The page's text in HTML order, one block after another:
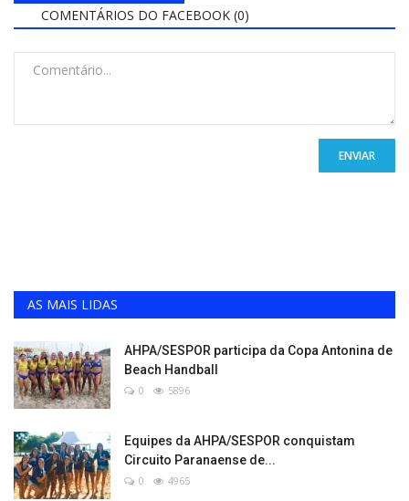
COMENTÁRIOS DO FACEBOOK (0)
ENVIAR
AS MAIS LIDAS
AHPA/SESPOR participa da Copa Antonina de
Beach Handball
0 5896
Equipes da AHPA/SESPOR conquistam
Circuito Paranaense de...
0 4965